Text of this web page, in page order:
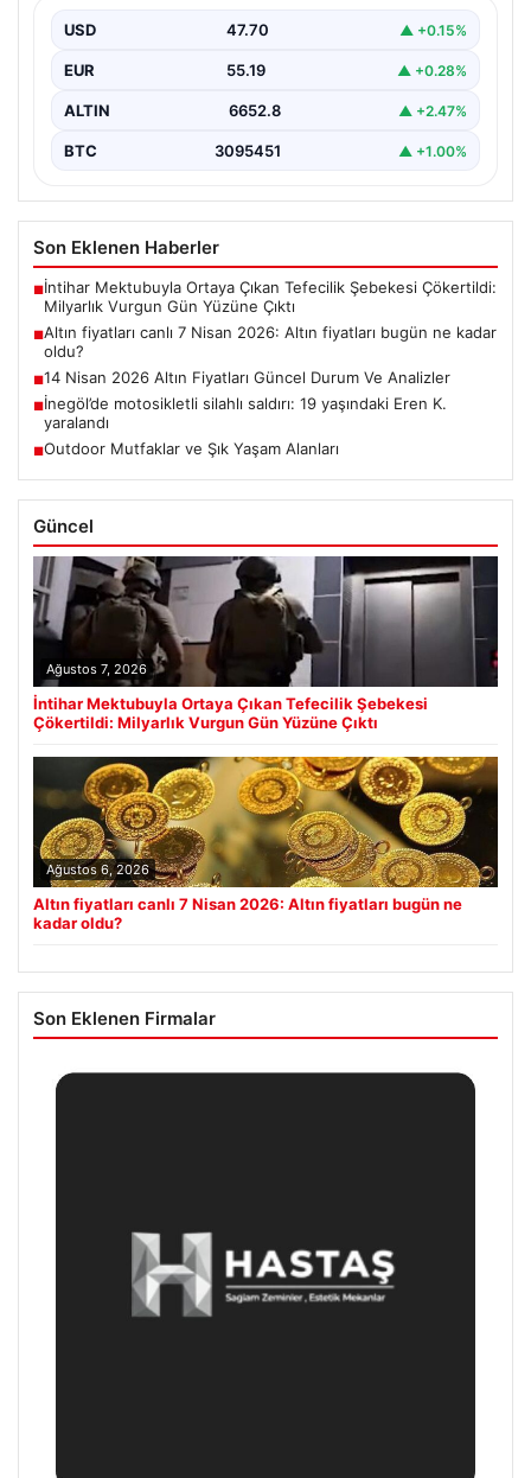
USD 47.70 ▲ +0.15%
EUR 55.19 ▲ +0.28%
ALTIN 6652.8 ▲ +2.47%
BTC 3095451 ▲ +1.00%
Son Eklenen Haberler
■İntihar Mektubuyla Ortaya Çıkan Tefecilik Şebekesi Çökertildi:
Milyarlık Vurgun Gün Yüzüne Çıktı
■Altın fiyatları canlı 7 Nisan 2026: Altın fiyatları bugün ne kadar
oldu?
■14 Nisan 2026 Altın Fiyatları Güncel Durum Ve Analizler
■İnegöl’de motosikletli silahlı saldırı: 19 yaşındaki Eren K.
yaralandı
■Outdoor Mutfaklar ve Şık Yaşam Alanları
Güncel
Ağustos 7, 2026
İntihar Mektubuyla Ortaya Çıkan Tefecilik Şebekesi
Çökertildi: Milyarlık Vurgun Gün Yüzüne Çıktı
Ağustos 6, 2026
Altın fiyatları canlı 7 Nisan 2026: Altın fiyatları bugün ne
kadar oldu?
Son Eklenen Firmalar